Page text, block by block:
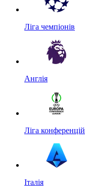
Ліга чемпіонів
Англія
Ліга конференцій
Італія